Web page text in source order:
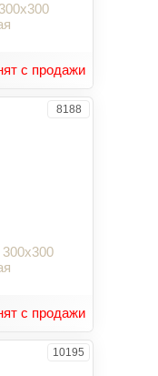
с продажи
8188
с продажи
10195